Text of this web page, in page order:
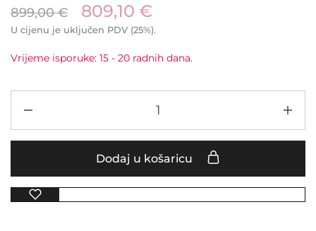
899,00€ 809,10 €
U cijenu je uključen PDV (25%).
Vrijeme isporuke: 15 - 20 radnih dana.
Dodaj u košaricu